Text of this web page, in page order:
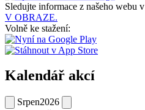
Sledujte informace z našeho webu v
V OBRAZE.
Volně ke stažení:
Kalendář akcí
Srpen2026